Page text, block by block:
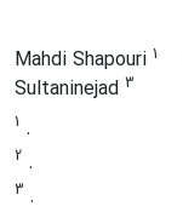
Mahdi Shapouri 1
Sultaninejad 3
1 .
2 .
3 .